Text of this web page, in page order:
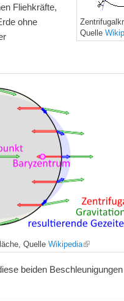
Quelle
Fliehkräfte,
ohne
QuelleWikipedia
beiden